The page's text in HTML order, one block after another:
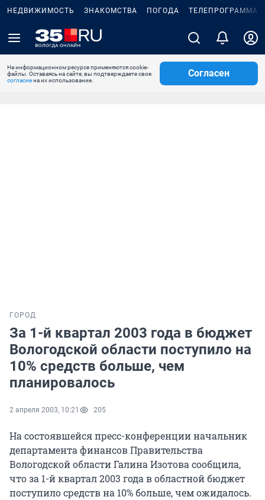
НЕДВИЖИМОСТЬ ЗНАКОМСТВА ПОГОДА ТЕЛЕПРОГРАММА
На информационном ресурсе применяются cookie-
файлы. Оставаясь на сайте, вы подтверждаете свое
согласиена их использование.
Согласен
ГОРОД
За 1-й квартал 2003 года в бюджет
Вологодской области поступило на
10% средств больше, чем
планировалось
2 апреля 2003, 10:21 205
На состоявшейся пресс-конференции начальник
департамента финансов Правительства
Вологодской области Галина Изотова сообщила,
что за 1-й квартал 2003 года в областной бюджет
поступило средств на 10% больше, чем ожидалось.